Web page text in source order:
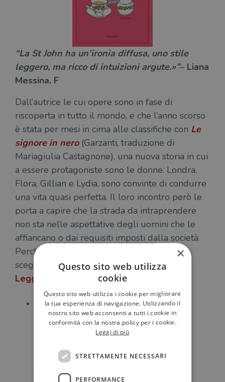
“La St John ha un’ironia diffusa, uno stile
leggero, ma ricco di intuizioni argute.»”– Liana
Messina, F
Dall’autrice le cui opere sono in fase di
riscoperta in tutto il mondo, e che l’anno scorso
è stata per mesi in cima alle classifiche con Le
signore in nero(Garzanti, traduzione di
Mariagiulia Castagnone), una nuova storia in cui
a essere protagoniste sono le donne. Londra.
Flora, Gillian e Lydia, sono convinte di condurre
una vita quasi perfetta. Il loro incontro però le
porta a capire che la strada da intraprendere
non sta nelle aspettative degli uomini che le
affiancano o dai requisiti imposti dalla società.
Perché la libertà non è la perfezione ma è
scegliere liberamente chi si vuole essere.
Leggi la trama>>>
Semplicemente amami,
Federico Moccia
×
Questo sito web utilizza
cookie
Questo sito web utilizza i cookie per migliorare
la tua esperienza di navigazione. Utilizzando il
nostro sito web acconsenti a tutti i cookie in
conformità con la nostra policy per i cookie.
Leggi di più
STRETTAMENTE NECESSARI
PERFORMANCE